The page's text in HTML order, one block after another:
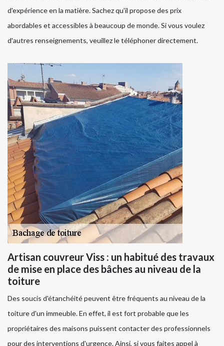
d'expérience en la matière. Sachez qu'il propose des prix
abordables et accessibles à beaucoup de monde. Si vous voulez
d'autres renseignements, veuillez le téléphoner directement.
Artisan couvreur Viss : un habitué des travaux
de mise en place des bâches au niveau de la
toiture
Des soucis d'étanchéité peuvent être fréquents au niveau de la
toiture d'un immeuble. En effet, il est fort probable que les
propriétaires des maisons puissent contacter des professionnels
pour des interventions d'urgence. Ainsi, si vous faites appel à